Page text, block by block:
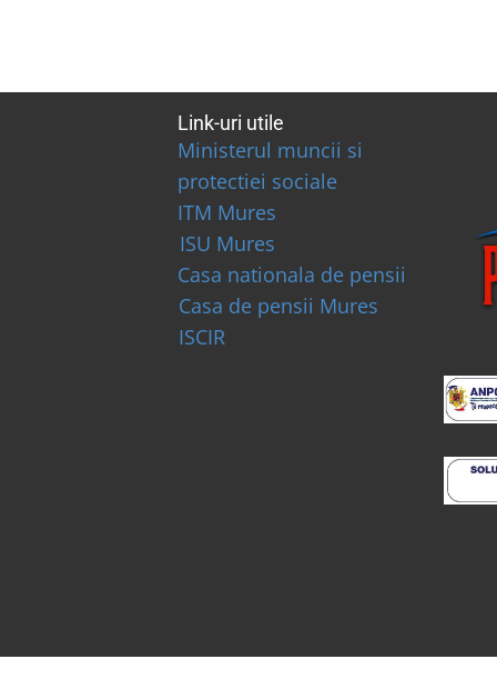
Link-uri utile
Ministerul muncii si
protectiei sociale
ITM Mures
ISU Mures
Casa nationala de pensii
Casa de pensii Mures
ISCIR